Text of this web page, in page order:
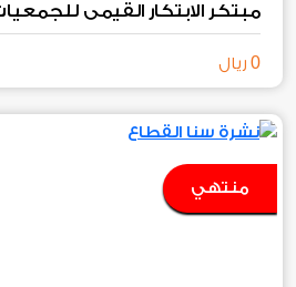
مبتكر الابتكار القيمي
0 ريال
منتهي